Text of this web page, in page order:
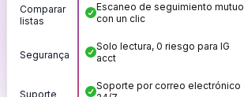
Comparar
listas
Segurança
Suporte
Escaneo de seguimiento mutuo
con un clic
Solo lectura, 0 riesgo para IG
acct
Soporte por correo electrónico